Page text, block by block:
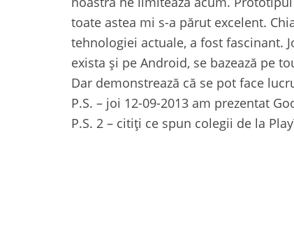
toate astea mi s-a părut excelent.
tehnologiei actuale, a fost fascinant.
exista și pe Android, se bazează pe
Dar demonstrează că se pot face
P.S. – joi 12-09-2013 am prezentat
P.S. 2 – citiți ce spun colegii de la